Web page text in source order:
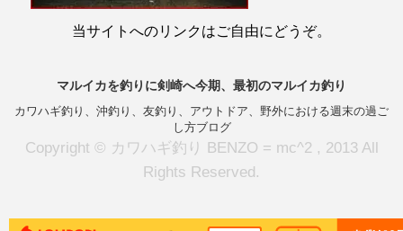
当サイトへのリンクはご自由にどうぞ。
マルイカを釣りに剣崎へ今期、最初のマルイカ釣り
カワハギ釣り、沖釣り、友釣り、アウトドア、野外における週末の過ご
し方ブログ
Copyright © カワハギ釣り BENZO = mc^2 , 2013 All
Rights Reserved.